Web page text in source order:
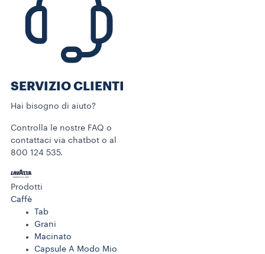
SERVIZIO CLIENTI​
Hai bisogno di aiuto?​
Controlla le nostre FAQ o
contattaci via chatbot o al
800 124 535.
Prodotti
Caffè
Tab
Grani
Macinato
Capsule A Modo Mio